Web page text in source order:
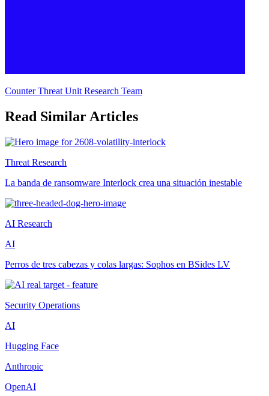
Counter Threat Unit Research Team
Read Similar Articles
Threat Research
La banda de ransomware Interlock crea una situación inestable
AI Research
AI
Perros de tres cabezas y colas largas: Sophos en BSides LV
Security Operations
AI
Hugging Face
Anthropic
OpenAI